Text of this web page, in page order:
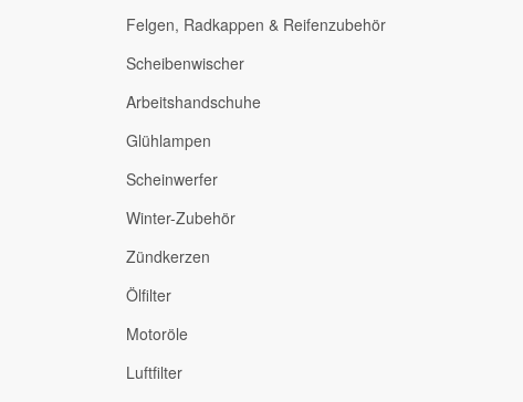
Felgen, Radkappen & Reifenzubehör
Scheibenwischer
Arbeitshandschuhe
Glühlampen
Scheinwerfer
Winter-Zubehör
Zündkerzen
Ölfilter
Motoröle
Luftfilter